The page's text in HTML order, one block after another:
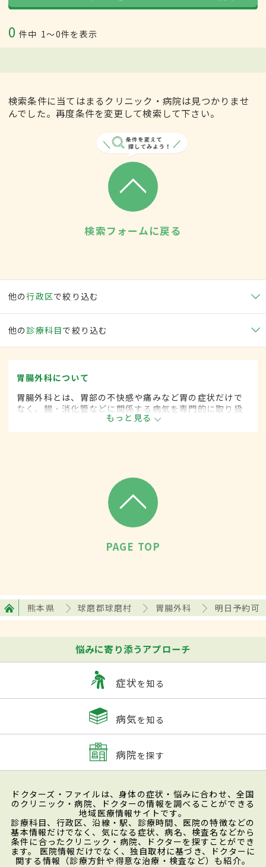
0 件中 1〜0件を表示
検索条件に当てはまるクリニック・病院は見つかりませ
んでした。再度条件を変更して検索して下さい。
検索フォームに戻る
他の行政区で絞り込む
他の 診療科目で絞り込む
胃腸外科について
胃腸外科とは、胃部の不快感や痛みなど胃の症状だけで
なく、腸・消化管などに関係する病気を専門的に取り扱
う外科の一領域です。平成20年4月の制度改正前は、胃
腸科と呼ばれていました。
もっと見る
PAGE TOP
熊本県 球磨郡球磨村 胃腸外科 明日予約可
悩みに寄り添うアプローチ
症状を知る
病気を知る
病院を探す
ドクターズ・ファイルは、身体の症状・悩みに合わせ、全国
のクリニック・病院、ドクターの情報を調べることができる
地域医療情報サイトです。
診療科目、行政区、沿線・駅、診療時間、医院の特徴などの
基本情報だけでなく、気になる症状、病名、検査名などから
条件に合ったクリニック・病院、ドクターを探すことができ
ます。 医院情報だけでなく、独自取材に基づき、ドクターに
関する情報（診療方針や得意な治療・検査など）も紹介。